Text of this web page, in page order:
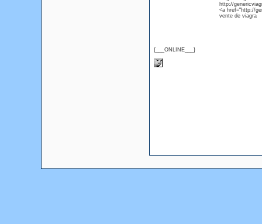
{___ONLINE___}
http://
<a href="http://
vente de viagra